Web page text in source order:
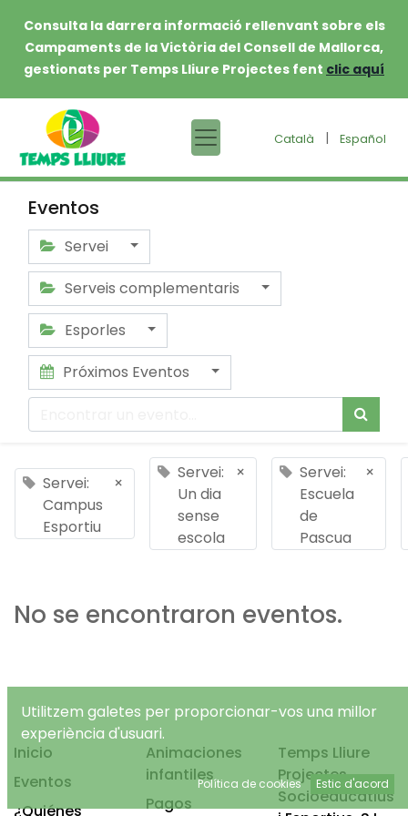
Consulta la darrera informació rellenvant sobre els
Campaments de la Victòria del Consell de Mallorca,
gestionats per Temps Lliure Projectes fent clic aquí
Català | Español
Eventos
Servei
Serveis complementaris
Esporles
Próximos Eventos
Servei:
Campus
Esportiu
×
Servei:
Un dia
sense
escola
×
Servei:
Escuela
de
Pascua
×
No se encontraron eventos.
Inicio
Eventos
¿Quiénes
Animaciones
infantiles
Pagos
Temps Lliure
Projectes
Socioeducatius
Utilitzem galetes per proporcionar-vos una millor
experiència d'usuari.
Política de cookies Estic d'acord